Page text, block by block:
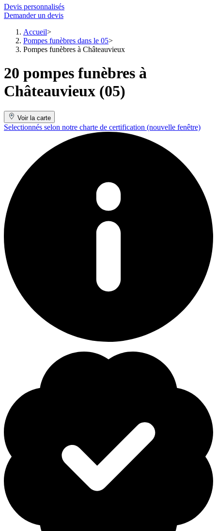
Devis personnalisés
Demander un devis
Accueil
Pompes funèbres dans le 05
Pompes funèbres à Châteauvieux
20 pompes funèbres à
Châteauvieux (05)
Voir la carte
Selectionnés selon notre charte de certification (nouvelle fenêtre)